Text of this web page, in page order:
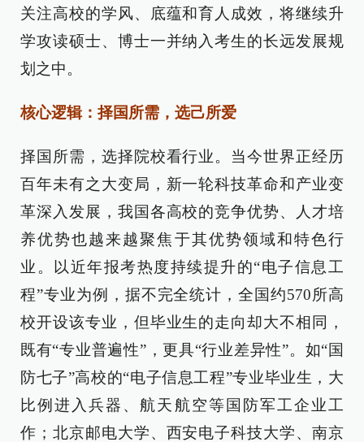
关注高校的学风、底蕴和育人成效，将继续升
学攻读硕士、博士一并纳入考生的长远发展规
划之中。
核心逻辑：择国所需，选己所爱
择国所需，选择院校看行业。当今世界正经历
百年未有之大变局，新一轮科技革命和产业变
革深入发展，我国各高校的竞争优势、人才培
养优势也越来越聚焦于其优势领域和特色行
业。以近年报考热度持续提升的“电子信息工
程”专业为例，据不完全统计，全国约570所高
校开设该专业，但毕业生的走向却大不相同，
既有“专业普遍性”，更具“行业差异性”。如“国
防七子”高校的“电子信息工程”专业毕业生，大
比例进入兵器、航天航空等国防军工企业工
作；北京邮电大学、西安电子科技大学、南京